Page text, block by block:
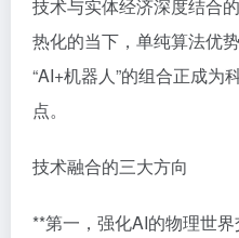
技术与实体经济深度结合
热化的当下，单纯算法优
“AI+机器人”的组合正成为
点。
技术融合的三大方向
**第一，强化AI的物理世